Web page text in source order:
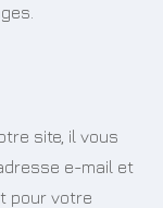
site, il vous
e-mail et
pour votre